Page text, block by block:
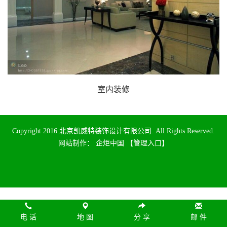
室内装修
Copyright 2016 北京凯威特装饰设计有限公司. All Rights Reserved.
网站制作： 企炬中国 【管理入口】
电 话 地 图 分 享 邮 件